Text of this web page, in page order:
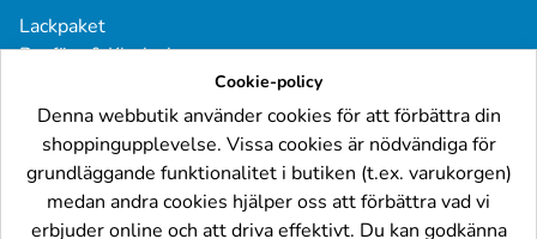
Lackpaket
Basfärg & Klarlack
Grundfärg & Spackel
Verktyg & Tillbehör
Industri- & Yrkeslack
Följ oss
Cookie-policy
Denna webbutik använder cookies för att förbättra din
shoppingupplevelse. Vissa cookies är nödvändiga för
grundläggande funktionalitet i butiken (t.ex. varukorgen)
medan andra cookies hjälper oss att förbättra vad vi
erbjuder online och att driva effektivt. Du kan godkänna